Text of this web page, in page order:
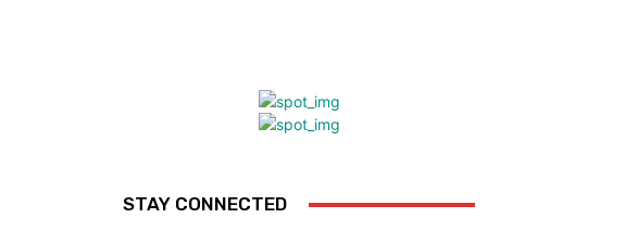
STAY CONNECTED